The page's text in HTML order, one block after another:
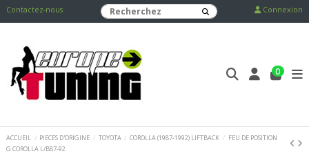
Contactez-nous Connexion
0
ACCUEIL PIECES D'ORIGINE TOYOTA COROLLA (1987-1992) LIFTBACK
FEU DE POSITION
G COROLLA L/B87-92